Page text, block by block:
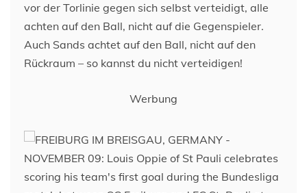
vor der Torlinie gegen sich selbst verteidigt, alle
achten auf den Ball, nicht auf die Gegenspieler.
Auch Sands achtet auf den Ball, nicht auf den
Rückraum – so kannst du nicht verteidigen!
Werbung